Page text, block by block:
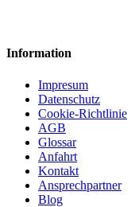
Information
Impresum
Datenschutz
Cookie-Richtlinie
AGB
Glossar
Anfahrt
Kontakt
Ansprechpartner
Blog